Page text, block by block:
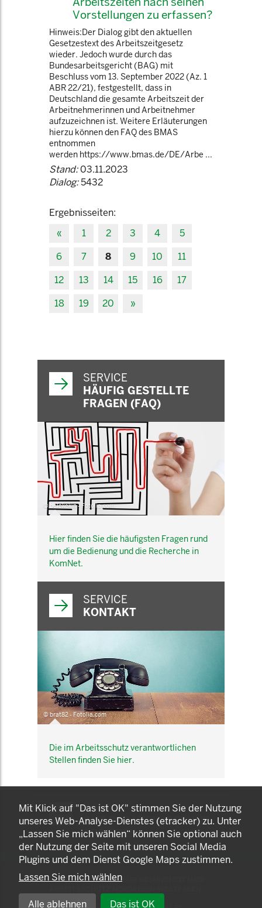
Vorstellungen zu erfassen?
Hinweis:Der Dialog gibt den aktuellen
Gesetzestext des Arbeitszeitgesetz
wieder. Jedoch wurde durch das
Bundesarbeitsgericht (BAG) mit
Beschluss vom 13. September 2022 (Az. 1
ABR 22/21), festgestellt, dass in
Deutschland die gesamte Arbeitszeit der
Arbeitnehmerinnen und Arbeitnehmer
aufzuzeichnen ist. Weitere Erläuterungen
hierzu können den FAQ des BMAS
entnommen
werden https://www.bmas.de/DE/Arbe ...
Stand:03.11.2023
Dialog:5432
Ergebnisseiten:
«
1 2 3 4
5
6
7 8 9 10
11
12
13 14 15 16
17
18
19 20 »
SERVICE
HÄUFIG GESTELLTE
FRAGEN (FAQ)
© belekekin - Fotolia.com
Hier finden Sie die häufigsten Fragen rund
um die Bedienung und die Recherche in
KomNet.
SERVICE
KONTAKT
© brat82 - Fotolia.com
Die im Arbeitsschutz verantwortlichen
Stellen finden Sie hier.
KOMNET
GUT BERATEN. GESUND
ARBEITEN.
© 2025 LANDESAMT FÜR GESUNDHEIT UND
Mit Klick auf "Das ist OK" stimmen Sie der Nutzung
unseres Web-Analyse-Dienstes (etracker) zu. Unter
„Lassen Sie mich wählen“ können Sie optional auch
der Nutzung der Seite mit unseren Social Media
Plugins und dem Dienst Google Maps zustimmen.
Lassen Sie mich wählen
Alle ablehnen Das ist OK